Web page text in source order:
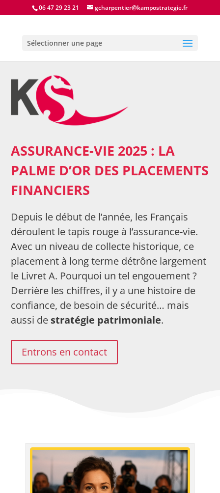
06 47 29 23 21 gcharpentier@kampostrategie.fr
Sélectionner une page
ASSURANCE-VIE 2025 : LA
PALME D’OR DES PLACEMENTS
FINANCIERS
Depuis le début de l’année, les Français
déroulent le tapis rouge à l’assurance-vie.
Avec un niveau de collecte historique, ce
placement à long terme détrône largement
le Livret A. Pourquoi un tel engouement ?
Derrière les chiffres, il y a une histoire de
confiance, de besoin de sécurité… mais
aussi de stratégie patrimoniale.
Entrons en contact